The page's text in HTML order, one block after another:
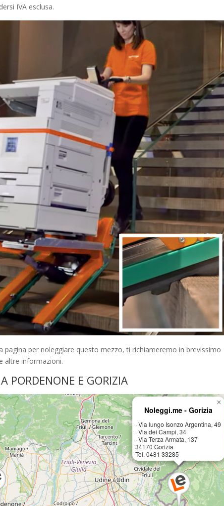
IVA esclusa.
pagina per noleggiare questo mezzo, ti richiameremo in brevissimo
altre informazioni.
PORDENONE E GORIZIA
Noleggi.me - Gorizia
· Via lungo Isonzo Argentina, 49
· Via dei Campi, 34
· Via Terza Armata, 137
34170 Gorizia
Tel. 0481 33285
×